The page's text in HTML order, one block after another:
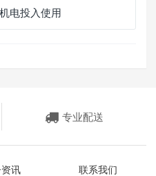
电投入使用
专业配送
讯 联系我们